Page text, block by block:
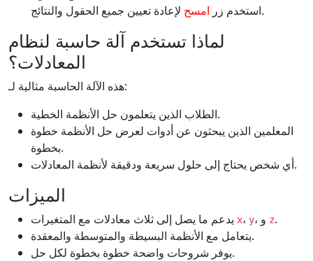
استخدم زر امسح لإعادة تعيين جميع الحقول والنتائج.
لماذا تستخدم آلة حاسبة لنظام
المعادلات؟
هذه الآلة الحاسبة مثالية لـ:
الطلاب الذين يتعلمون حل الأنظمة الخطية.
المعلمين الذين يبحثون عن أدوات لعرض حل الأنظمة خطوة
بخطوة.
أي شخص يحتاج إلى حلول سريعة ودقيقة لأنظمة المعادلات.
الميزات
x، y z.
يتعامل مع الأنظمة البسيطة والمتوسطة والمعقدة.
يوفر شروحات واضحة خطوة بخطوة لكل حل.